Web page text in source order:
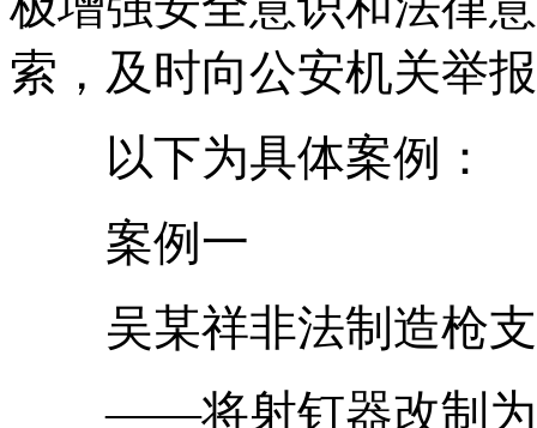
索，及时向公安机关举
以下为具体案例：
案例一
吴某祥非法制造枪
——将射钉器改制为